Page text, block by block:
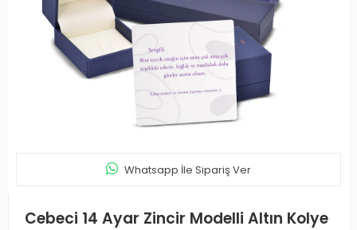
Whatsapp İle Sipariş Ver
Cebeci 14 Ayar Zincir Modelli Altın Kolye